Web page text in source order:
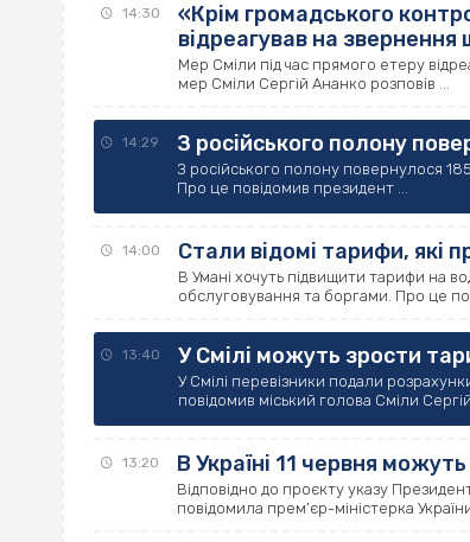
14:30
«Крім громадського
відреагував на звернення
Мер Сміли під час прямого етеру
мер Сміли Сергій Ананко розповів ...
14:29 З російського полону
З російського полону повернулося
Про це повідомив президент ...
14:00 Стали відомі тарифи, які
В Умані хочуть підвищити тарифи на
обслуговування та боргами. Про це
13:40 У Смілі можуть зрости
У Смілі перевізники подали
повідомив міський голова Сміли
13:20 В Україні 11 червня
Відповідно до проєкту указу
повідомила прем’єр-міністерка